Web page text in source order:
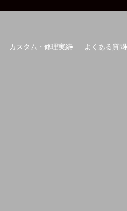
カスタム・修理実績 よくある質問